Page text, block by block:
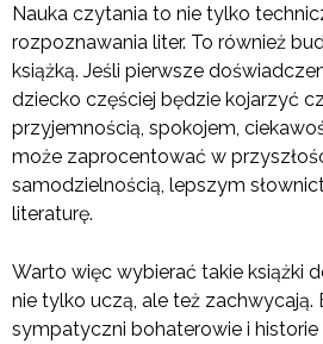
Nauka czytania to nie tylko
rozpoznawania liter. To również
książką. Jeśli pierwsze
dziecko częściej będzie kojarzyć
przyjemnością, spokojem,
może zaprocentować w
samodzielnością, lepszym
literaturę.
Warto więc wybierać takie książki
nie tylko uczą, ale też zachwycają.
sympatyczni bohaterowie i